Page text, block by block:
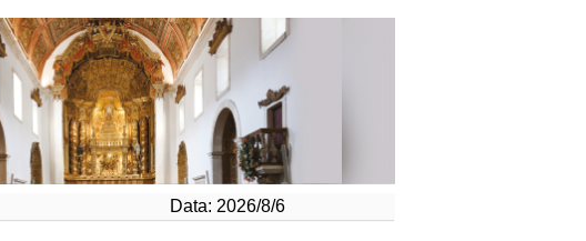
Data: 2026/8/6